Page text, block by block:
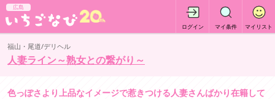
広島
ログイン マイ条件 マイリスト
福山・尾道/デリヘル
人妻ライン～熟女との繋がり～
色っぽさより上品なイメージで惹きつける人妻さんばかり在籍して